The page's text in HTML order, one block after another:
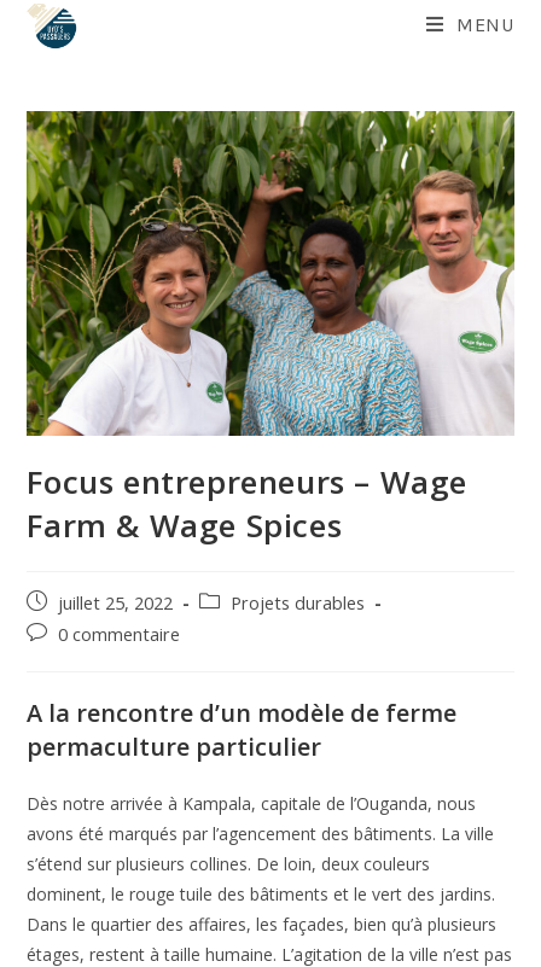
Skip
MENU
Focus entrepreneurs – Wage
Farm & Wage Spices
Post
published:
juillet 25, 2022
PostProjets durables
Post0 commentaire
A la rencontre d’un modèle de ferme
permaculture particulier
Dès notre arrivée à Kampala, capitale de l’Ouganda, nous
avons été marqués par l’agencement des bâtiments. La ville
s’étend sur plusieurs collines. De loin, deux couleurs
dominent, le rouge tuile des bâtiments et le vert des jardins.
Dans le quartier des affaires, les façades, bien qu’à plusieurs
étages, restent à taille humaine. L’agitation de la ville n’est pas